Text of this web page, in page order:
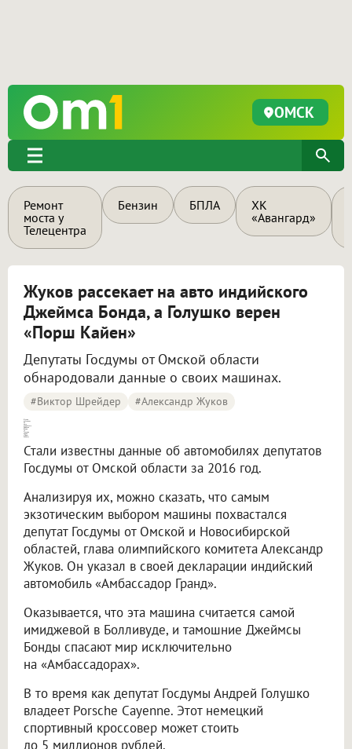
ОМСК
Ремонт
моста у
Телецентра
Бензин БПЛА
ХК
«Авангард»
Жуков рассекает на авто индийского
Джеймса Бонда, а Голушко верен
«Порш Кайен»
Депутаты Госдумы от Омской области
обнародовали данные о своих машинах.
#Виктор Шрейдер #Александр Жуков
Стали известны данные об автомобилях депутатов
Госдумы от Омской области за 2016 год.
Анализируя их, можно сказать, что самым
экзотическим выбором машины похвастался
депутат Госдумы от Омской и Новосибирской
областей, глава олимпийского комитета Александр
Жуков. Он указал в своей декларации индийский
автомобиль «Амбассадор Гранд».
Оказывается, что эта машина считается самой
имиджевой в Болливуде, и тамошние Джеймсы
Бонды спасают мир исключительно
на «Амбассадорах».
В то время как депутат Госдумы Андрей Голушко
владеет Porsche Cayenne. Этот немецкий
спортивный кроссовер может стоить
до 5 миллионов рублей.